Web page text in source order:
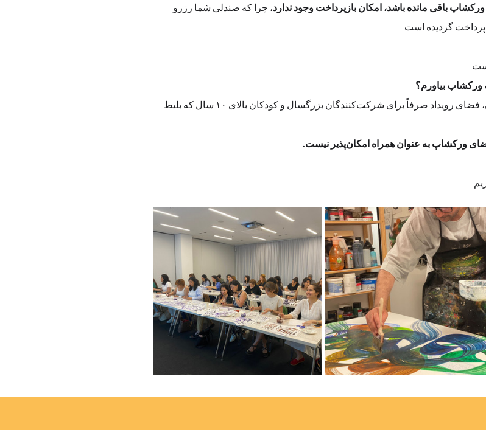
ورکشاپ باقی مانده باشد، امکان بازپرداخت وجود ندارد، چرا که صندلی شما رزرو
به دلیل ماهیت آموزشی و تمرکز هنرجویان، فضای رویداد صرفاً برای شرکت‌کنندگان بزرگسال و کودکان بالای ۱۰ سال که بلیط